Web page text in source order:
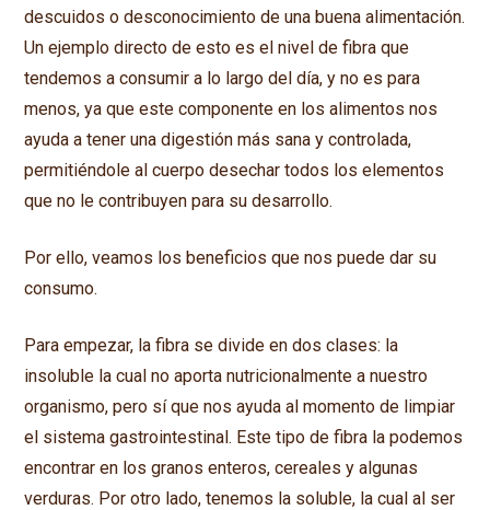
descuidos o desconocimiento de una buena alimentación.
Un ejemplo directo de esto es el nivel de fibra que
tendemos a consumir a lo largo del día, y no es para
menos, ya que este componente en los alimentos nos
ayuda a tener una digestión más sana y controlada,
permitiéndole al cuerpo desechar todos los elementos
que no le contribuyen para su desarrollo.
Por ello, veamos los beneficios que nos puede dar su
consumo.
Para empezar, la fibra se divide en dos clases: la
insoluble la cual no aporta nutricionalmente a nuestro
organismo, pero sí que nos ayuda al momento de limpiar
el sistema gastrointestinal. Este tipo de fibra la podemos
encontrar en los granos enteros, cereales y algunas
verduras. Por otro lado, tenemos la soluble, la cual al ser